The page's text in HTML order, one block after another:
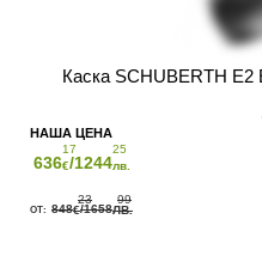
Каска SCHUBERTH E2
636
17
€/1244
25
лв.
848
23
€/1658
99
ЛВ.